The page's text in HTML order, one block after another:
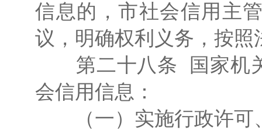
信息的，市社会信用主
议，明确权利义务，按
第二十八条 国家机关
会信用信息：
（一）实施行政许可